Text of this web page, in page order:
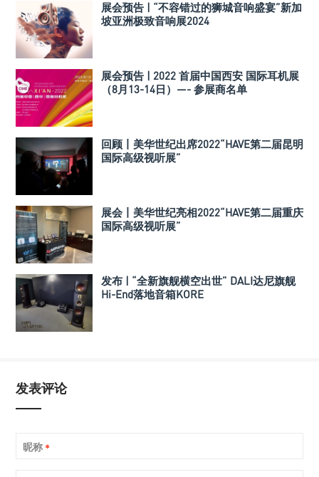
展会预告 | “不容错过的狮城音响盛宴”新加
坡亚洲极致音响展2024
展会预告 | 2022 首届中国西安 国际耳机展
（8月13-14日）—- 参展商名单
回顾丨美华世纪出席2022“HAVE第二届昆明
国际高级视听展”
展会丨美华世纪亮相2022“HAVE第二届重庆
国际高级视听展”
发布 | “全新旗舰横空出世” DALI达尼旗舰
Hi-End落地音箱KORE
发表评论
昵称 *